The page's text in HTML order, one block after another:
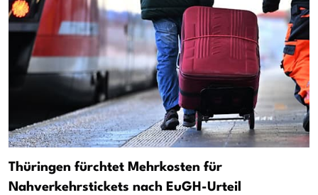
Thüringen fürchtet Mehrkosten für
Nahverkehrstickets nach EuGH-Urteil